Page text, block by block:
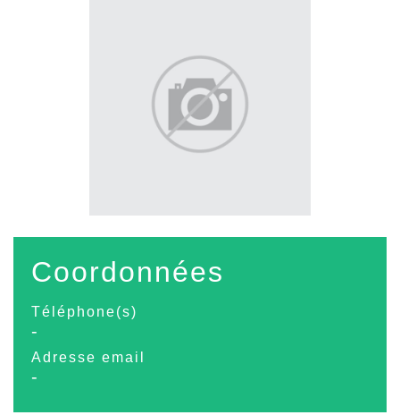
Coordonnées
Téléphone(s)
-
Adresse email
-